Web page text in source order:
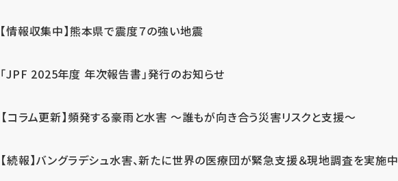
【情報収集中】熊本県で震度７の強い地震
「JPF 2025年度 年次報告書」発行のお知らせ
【コラム更新】頻発する豪雨と水害 ～誰もが向き合う災害リスクと支援～
【続報】バングラデシュ水害、新たに世界の医療団が緊急支援＆現地調査を実施中